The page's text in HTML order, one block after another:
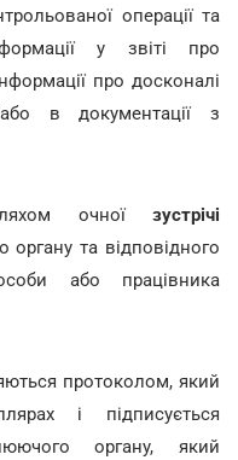
операції та
у звіті про
про досконалі
в документації з
очноїзустрічі
та відповідного
або працівника
протоколом, який
і підписується
органу, який